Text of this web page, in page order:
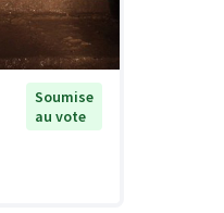
Soumise
au vote